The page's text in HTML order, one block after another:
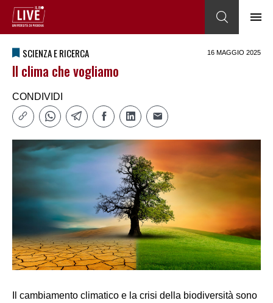
SCIENZA E RICERCA 16 MAGGIO 2025
Il clima che vogliamo
CONDIVIDI
Il cambiamento climatico e la crisi della biodiversità sono